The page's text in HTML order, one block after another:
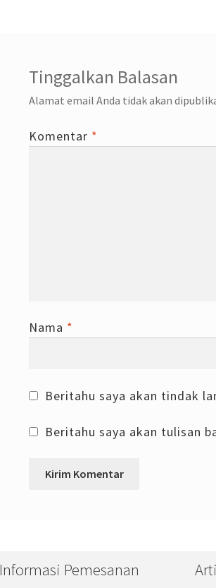
Tinggalkan Balasan
Alamat email Anda tidak akan
Komentar *
Nama *
Beritahu saya akan tindak
Beritahu saya akan tulisan
Informasi Pemesanan